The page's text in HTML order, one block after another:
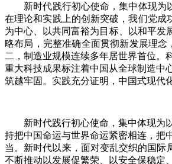
新时代践行初心使命，集中体现为以
在理论和实践上的创新突破，我们党成
为中心、以共同富裕为目标、以和平发
略布局，完整准确全面贯彻新发展理
二，制造业规模连续多年居世界首位。
重大科技成果标注着中国从全球制造中
筑越牢固。实践充分证明，中国式现代
新时代践行初心使命，集中体现为以
持把中国命运与世界命运紧密相连，把
当。新时代以来，面对变乱交织的国际
不断推动以发展促繁荣、以安全保稳定